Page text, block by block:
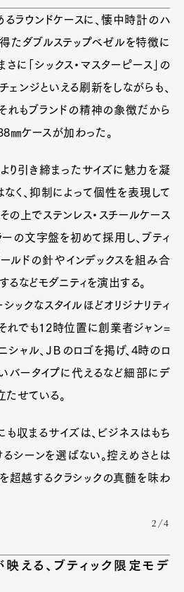
るラウンドケースに、懐中時計のハ
たダブルステップベゼルを特徴に
に「シックス・マスターピース」の
ンジといえる刷新をしながらも、
れもブランドの精神の象徴だから
㎜ケースが加わった。
り引き締まったサイズに魅力を凝
なく、抑制によって個性を表現して
の上でステンレス・スチールケース
の文字盤を初めて採用し、ブティ
ルドの針やインデックスを組み合
などモダニティを演出する。
ックなスタイルほどオリジナリティ
れでも12時位置に創業者ジャン=
シャル、ＪＢのロゴを掲げ、4時のロ
バータイプに代えるなど細部にデ
たせている。
収まるサイズは、ビジネスはもち
るシーンを選ばない。控えめさとは
超越するクラシックの真髄を味わ
2/4
える、ブティック限定モデ